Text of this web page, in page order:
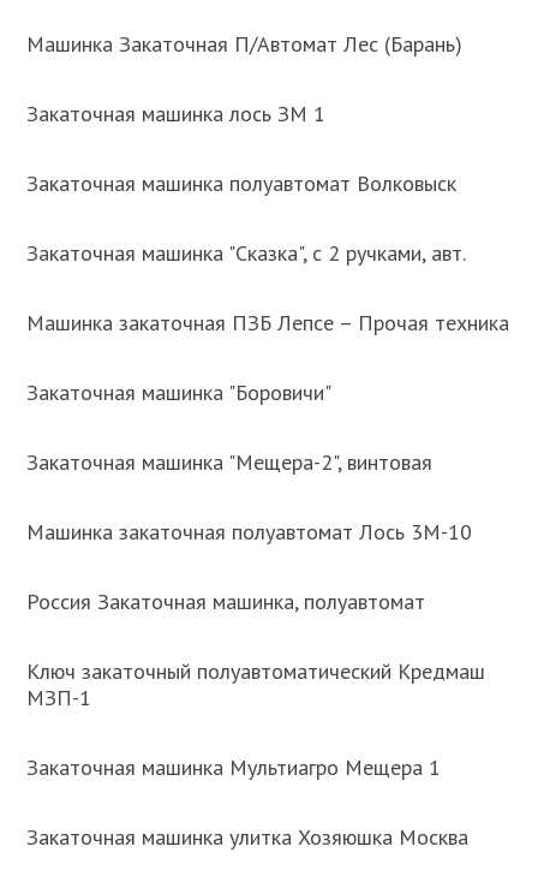
Машинка Закаточная П/Автомат Лес (Барань)
Закаточная машинка лось ЗМ 1
Закаточная машинка полуавтомат Волковыск
Закаточная машинка "Сказка", с 2 ручками, авт.
Машинка закаточная ПЗБ Лепсе – Прочая техника
Закаточная машинка "Боровичи"
Закаточная машинка "Мещера-2", винтовая
Машинка закаточная полуавтомат Лось 3М-10
Россия Закаточная машинка, полуавтомат
Ключ закаточный полуавтоматический Кредмаш
МЗП-1
Закаточная машинка Мультиагро Мещера 1
Закаточная машинка улитка Хозяюшка Москва